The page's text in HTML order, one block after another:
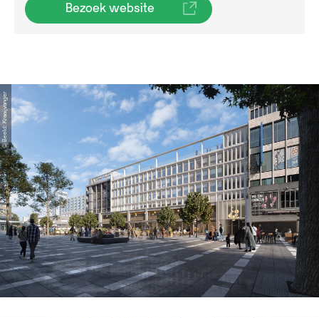
Bezoek website
© Beeld: Kraaijvanger